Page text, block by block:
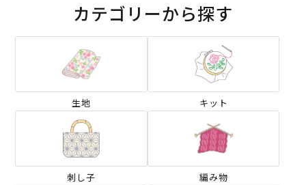
カテゴリーから探す
生地 キット
刺し子 編み物